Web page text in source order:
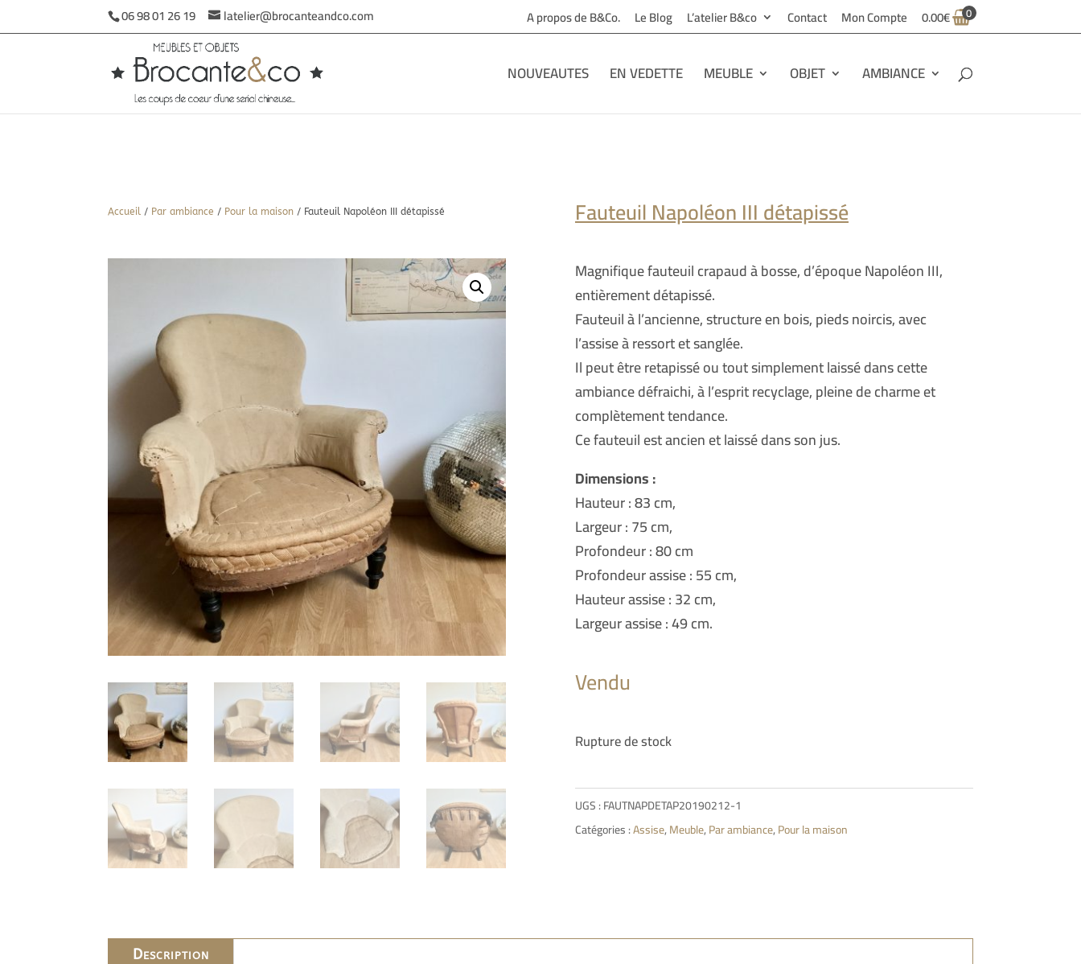
06 98 01 26 19 latelier@brocanteandco.com A propos de B&Co. Le Blog L’atelier B&co Contact Mon Compte 0.00€ 0
NOUVEAUTES EN VEDETTE MEUBLE OBJET AMBIANCE
Accueil / Par ambiance / Pour la maison / Fauteuil Napoléon III détapissé Fauteuil Napoléon III détapissé
Magnifique fauteuil crapaud à bosse, d’époque Napoléon III,
entièrement détapissé.
Fauteuil à l’ancienne, structure en bois, pieds noircis, avec
l’assise à ressort et sanglée.
Il peut être retapissé ou tout simplement laissé dans cette
ambiance défraichi, à l’esprit recyclage, pleine de charme et
complètement tendance.
Ce fauteuil est ancien et laissé dans son jus.
Dimensions :
Hauteur : 83 cm,
Largeur : 75 cm,
Profondeur : 80 cm
Profondeur assise : 55 cm,
Hauteur assise : 32 cm,
Largeur assise : 49 cm.
Vendu
Rupture de stock
UGS :FAUTNAPDETAP20190212-1
Catégories :Assise,Meuble,Par ambiance,Pour la maison
Description